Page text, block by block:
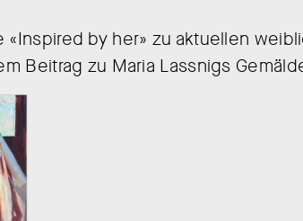
«Inspired by her» zu aktuellen
Beitrag zu Maria Lassnigs